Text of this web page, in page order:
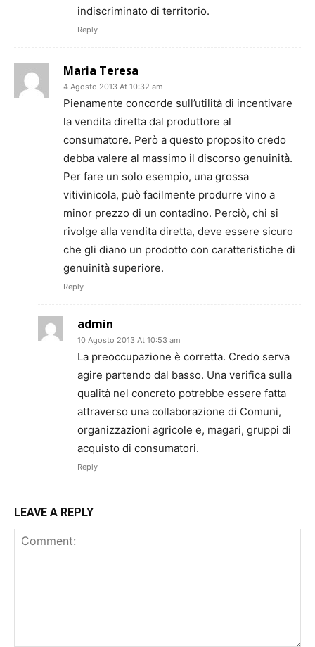
indiscriminato di territorio.
Reply
Maria Teresa
4 Agosto 2013 At 10:32 am
Pienamente concorde sull’utilità di incentivare
la vendita diretta dal produttore al
consumatore. Però a questo proposito credo
debba valere al massimo il discorso genuinità.
Per fare un solo esempio, una grossa
vitivinicola, può facilmente produrre vino a
minor prezzo di un contadino. Perciò, chi si
rivolge alla vendita diretta, deve essere sicuro
che gli diano un prodotto con caratteristiche di
genuinità superiore.
Reply
admin
10 Agosto 2013 At 10:53 am
La preoccupazione è corretta. Credo serva
agire partendo dal basso. Una verifica sulla
qualità nel concreto potrebbe essere fatta
attraverso una collaborazione di Comuni,
organizzazioni agricole e, magari, gruppi di
acquisto di consumatori.
Reply
LEAVE A REPLY